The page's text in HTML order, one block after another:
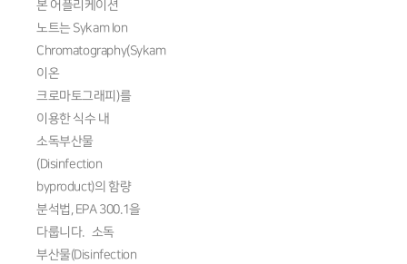
본 어플리케이션
노트는 Sykam Ion
Chromatography(Sykam
이온
크로마토그래피)를
이용한 식수 내
소독부산물
(Disinfection
byproduct)의 함량
분석법, EPA 300.1을
다룹니다. 소독
부산물(Disinfection